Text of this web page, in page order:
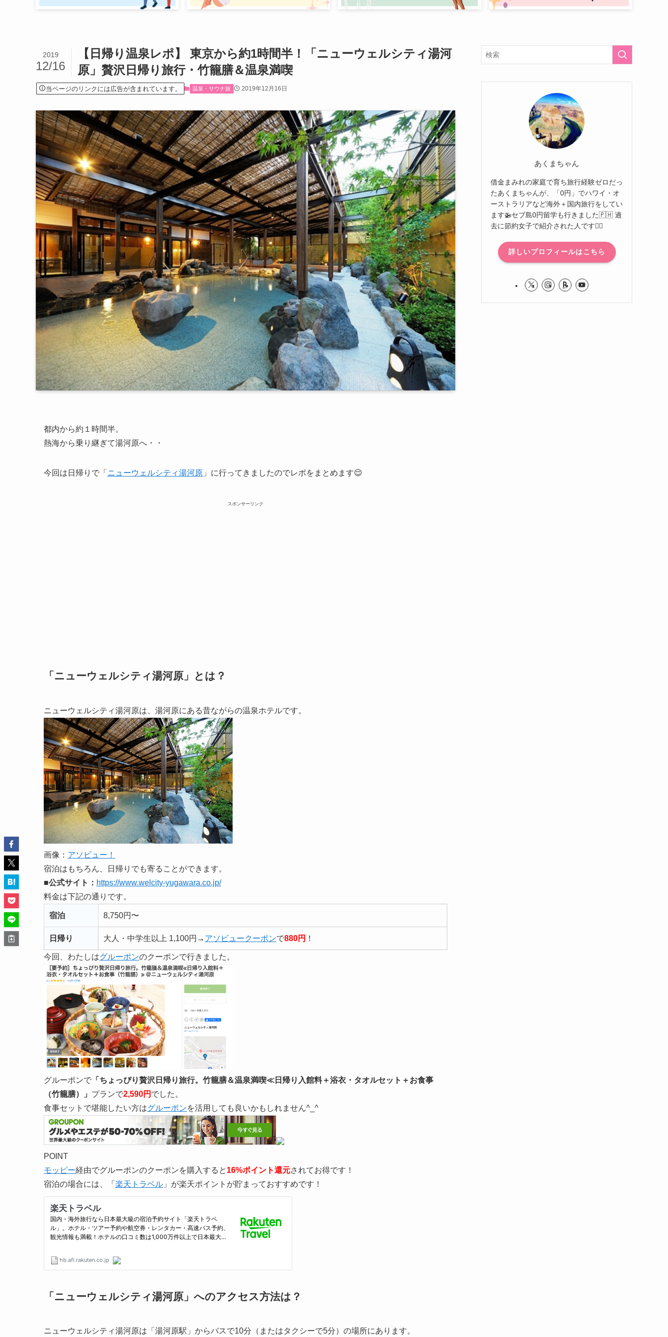
【日帰り温泉レポ】 東京から約1時間半！「ニューウェルシティ湯河
原」贅沢日帰り旅行・竹籠膳＆温泉満喫
2019
12/16
当ページのリンクには広告が含まれています。 温泉・サウナ旅 2019年12月16日
都内から約１時間半。
熱海から乗り継ぎて湯河原へ・・
今回は日帰りで 「 ニューウェルシティ湯河原 」 に行ってきましたのでレポをまとめます😌
スポンサーリンク
「ニューウェルシティ湯河原」とは？
ニューウェルシティ湯河原は、湯河原にある昔ながらの温泉ホテルです。
画像： アソビュー！
宿泊はもちろん、日帰りでも寄ることができます。
■公式サイト： https://www.welcity-yugawara.co.jp/
料金は下記の通りです。
宿泊 8,750円〜
日帰り 大人・中学生以上 1,100円→ アソビュークーポンで880円 ！
今回、わたしはグルーポンのクーポンで行きました。
グルーポンで 「ちょっぴり贅沢日帰り旅行。竹籠膳＆温泉満喫≪日帰り入館料＋浴衣・タオルセット＋お食事
（竹籠膳）」 プランで2,590円 でした。
食事セットで堪能したい方はグルーポンを活用しても良いかもしれません^_^
POINT
モッピー経由でグルーポンのクーポンを購入すると 16%ポイント還元されてお得です！
宿泊の場合には、「 楽天トラベル 」が楽天ポイントが貯まっておすすめです！
「ニューウェルシティ湯河原」へのアクセス方法は？
ニューウェルシティ湯河原は「湯河原駅」からバスで10分（またはタクシーで5分）の場所にあります。
あくまちゃん
借金まみれの家庭で育ち旅行経験ゼロだっ
たあくまちゃんが、「0円」でハワイ・オ
ーストラリアなど海外＋国内旅行をしてい
ます🚁セブ島0円留学も行きました🇵🇭 過
去に節約女子で紹介された人です🙋‍♀️
詳しいプロフィールはこちら